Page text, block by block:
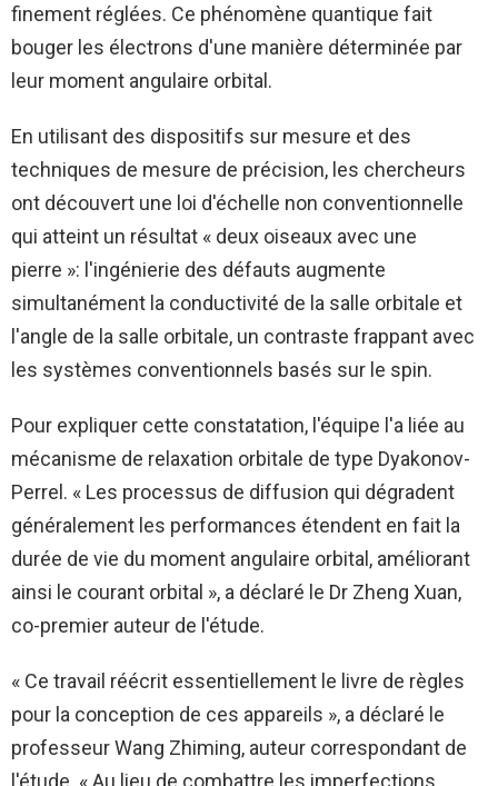
finement réglées. Ce phénomène quantique fait
bouger les électrons d'une manière déterminée par
leur moment angulaire orbital.
En utilisant des dispositifs sur mesure et des
techniques de mesure de précision, les chercheurs
ont découvert une loi d'échelle non conventionnelle
qui atteint un résultat « deux oiseaux avec une
pierre »: l'ingénierie des défauts augmente
simultanément la conductivité de la salle orbitale et
l'angle de la salle orbitale, un contraste frappant avec
les systèmes conventionnels basés sur le spin.
Pour expliquer cette constatation, l'équipe l'a liée au
mécanisme de relaxation orbitale de type Dyakonov-
Perrel. « Les processus de diffusion qui dégradent
généralement les performances étendent en fait la
durée de vie du moment angulaire orbital, améliorant
ainsi le courant orbital », a déclaré le Dr Zheng Xuan,
co-premier auteur de l'étude.
« Ce travail réécrit essentiellement le livre de règles
pour la conception de ces appareils », a déclaré le
professeur Wang Zhiming, auteur correspondant de
l'étude. « Au lieu de combattre les imperfections